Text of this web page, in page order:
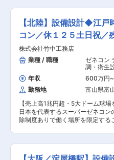
ー性能を左右する中核技術です
安定稼働、冗長性、エネルギー・
荷といった複雑な条件に対し、エ
根拠ある設計を追求できます。 世
ジー企業やデータセンター事業者
通じ、国内経験を国際水準の専門
市場価値の高いトッププレイヤー
■組織風土 個人の専門性と異なる
る、協働型のプロフェッショナル
各拠点のメンバーや社内各分野の
を共有し、立場を越えて設計品
す。 ■Arup Japanについて Arupは75年以上にわ
たり、設計、エンジニアリング、
に左右されない独立性、150超の
総合力、東京拠点が培った日本市
制法対応のエアコン点検」に取り
す。定期点検が必要となるので新
ても長いお付き合いが出来る仕
会社の基盤を安定させる重要な事
連においてはダイキン工業様から
定いただいており確かな信頼を頂
在は売上高30億を超えるべく、更
踏み切っている段階です。 ■業務内容： ◇お客
様との打ち合わせを基に工事仕様
作成、積算などを行います。 ◇設
とに工事がスタートします。施工
工事進捗工程の管理・品質管理・
会社の皆さんへのマネジメント
事が設計通りに施工されているか
般の施工マネジメントがお任せし
す。工事が完了したらお客様への
トPC、スマートフォン,iPadか
【北陸】設備設計◆江戸
コン／休１２５土日祝／
進
株式会社竹中工務店
業種 / 職種
ゼネコン
調・衛生
年収
600万円~
勤務地
富山県富
【売上高1兆円超・5大ドーム球
日本を代表するスーパーゼネコン
除制度ありで働く場所を限定する
先端の技術に触れながらキャリ
を推進しながら働き方改革も促進